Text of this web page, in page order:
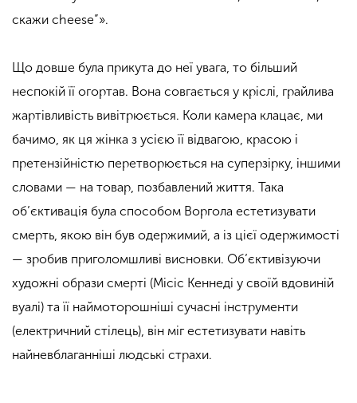
скажи cheese”».
Що довше була прикута до неї увага, то більший
неспокій її огортав. Вона совгається у кріслі, грайлива
жартівливість вивітрюється. Коли камера клацає, ми
бачимо, як ця жінка з усією її відвагою, красою і
претензійністю перетворюється на суперзірку, іншими
словами — на товар, позбавлений життя. Така
об’єктивація була способом Воргола естетизувати
смерть, якою він був одержимий, а із цієї одержимості
— зробив приголомшливі висновки. Об’єктивізуючи
художні образи смерті (Місіс Кеннеді у своїй вдовиній
вуалі) та її наймоторошніші сучасні інструменти
(електричний стілець), він міг естетизувати навіть
найневблаганніші людські страхи.